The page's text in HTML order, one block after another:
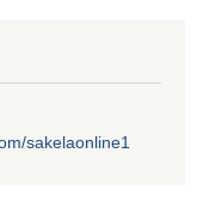
sakelaonline1